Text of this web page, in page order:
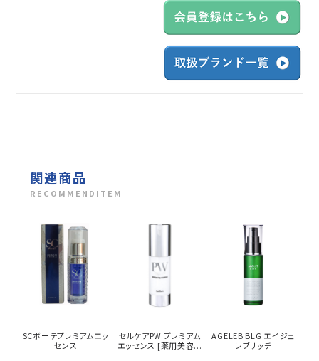
関連商品
RECOMMENDITEM
SCボーテプレミアムエッ
センス
セルケアPW プレミアム
エッセンス [薬用美容...
AGELEB BLG エイジェ
レブリッチ